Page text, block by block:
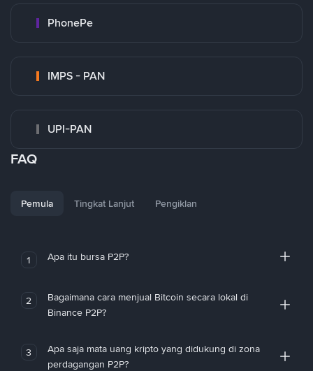
PhonePe
IMPS - PAN
UPI-PAN
FAQ
Pemula Tingkat Lanjut Pengiklan
1 Apa itu bursa P2P?
2
Bagaimana cara menjual Bitcoin secara lokal di
Binance P2P?
3
Apa saja mata uang kripto yang didukung di zona
perdagangan P2P?